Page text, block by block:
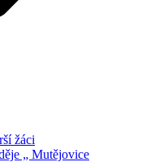
žáci
„ Mutějovice